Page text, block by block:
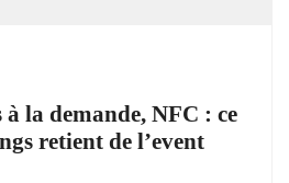
la demande, NFC : ce
retient de l’event